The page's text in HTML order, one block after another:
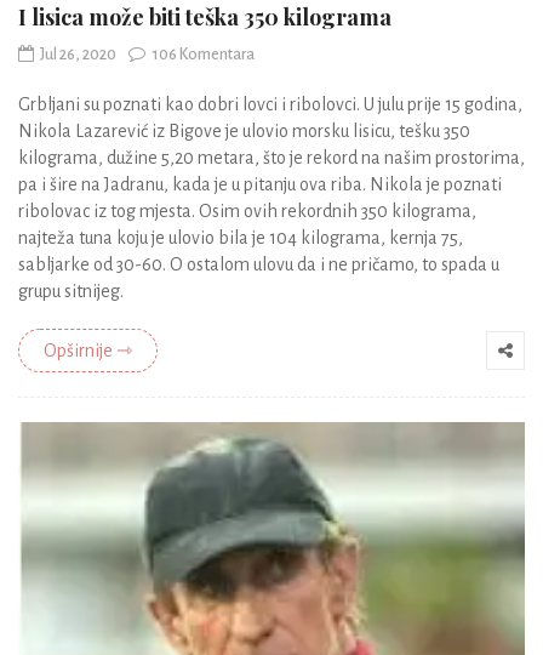
I lisica može biti teška 350 kilograma
Jul 26, 2020 106 Komentara
Grbljani su poznati kao dobri lovci i ribolovci. U julu prije 15 godina,
Nikola Lazarević iz Bigove je ulovio morsku lisicu, tešku 350
kilograma, dužine 5,20 metara, što je rekord na našim prostorima,
pa i šire na Jadranu, kada je u pitanju ova riba. Nikola je poznati
ribolovac iz tog mjesta. Osim ovih rekordnih 350 kilograma,
najteža tuna koju je ulovio bila je 104 kilograma, kernja 75,
sabljarke od 30-60. O ostalom ulovu da i ne pričamo, to spada u
grupu sitnijeg.
Opširnije ⇾